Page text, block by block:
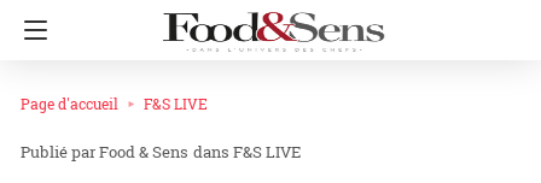
Page d'accueil F&S LIVE
Food & Sens dans F&S LIVE